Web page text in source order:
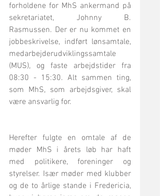
forholdene for MhS ankermand på
sekretariatet, Johnny B.
Rasmussen. Der er nu kommet en
jobbeskrivelse, indført lønsamtale,
medarbejderudviklingssamtale
(MUS), og faste arbejdstider fra
08:30 - 15:30. Alt sammen ting,
som MhS, som arbejdsgiver, skal
være ansvarlig for.
Herefter fulgte en omtale af de
møder MhS i årets løb har haft
med politikere, foreninger og
styrelser. Især møder med klubber
og de to årlige stande i Fredericia,